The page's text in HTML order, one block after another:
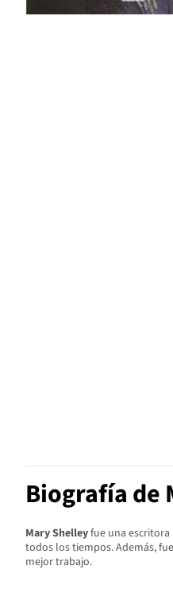
Biografía de
Mary Shelleyfue una
todos los tiempos. Además,
mejor trabajo.